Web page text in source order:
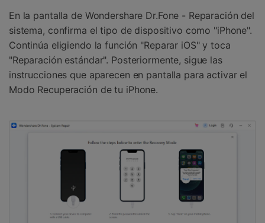
En la pantalla de Wondershare Dr.Fone - Reparación del
sistema, confirma el tipo de dispositivo como "iPhone".
Continúa eligiendo la función "Reparar iOS" y toca
"Reparación estándar". Posteriormente, sigue las
instrucciones que aparecen en pantalla para activar el
Modo Recuperación de tu iPhone.